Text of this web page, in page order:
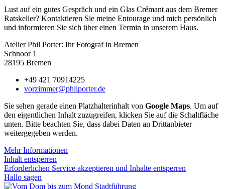
Lust auf ein gutes Gespräch und ein Glas Crémant aus dem Bremer
Ratskeller? Kontaktieren Sie meine Entourage und mich persönlich
und informieren Sie sich über einen Termin in unserem Haus.
Atelier Phil Porter: Ihr Fotograf in Bremen
Schnoor 1
28195 Bremen
+49 421 70914225
vorzimmer@philporter.de
Sie sehen gerade einen Platzhalterinhalt von Google Maps. Um auf
den eigentlichen Inhalt zuzugreifen, klicken Sie auf die Schaltfläche
unten. Bitte beachten Sie, dass dabei Daten an Drittanbieter
weitergegeben werden.
Mehr Informationen
Inhalt entsperren
Erforderlichen Service akzeptieren und Inhalte entsperren
Hallo sagen